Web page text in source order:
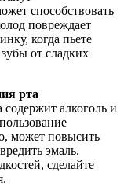
способствовать
повреждает
когда пьете
от сладких
рта
содержит алкоголь и
может повысить
эмаль.
сделайте